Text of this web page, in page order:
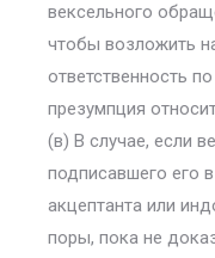
вексельного
чтобы возложить
ответственность
презумпция
(в) В случае, если
подписавшего его
акцептанта или
поры, пока не